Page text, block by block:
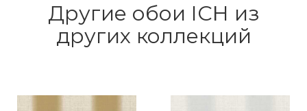
Другие обои ICH из
других коллекций